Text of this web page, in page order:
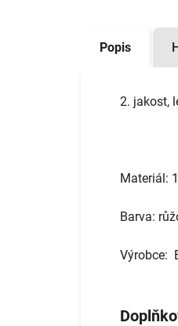
Popis
2. jakost,
Materiál:
Barva:
Výrobce: